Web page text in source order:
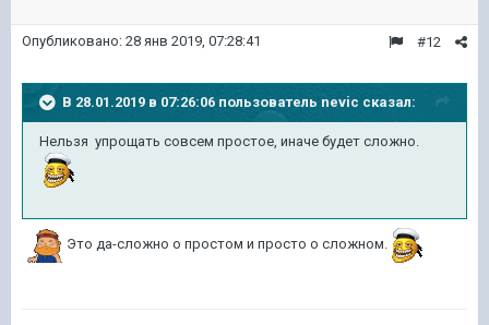
#12
Опубликовано: 28 янв 2019, 07:28:41
В 28.01.2019 в 07:26:06 пользователь nevic сказал:
Нельзя упрощать совсем простое, иначе будет сложно.
Это да-сложно о простом и просто о сложном.